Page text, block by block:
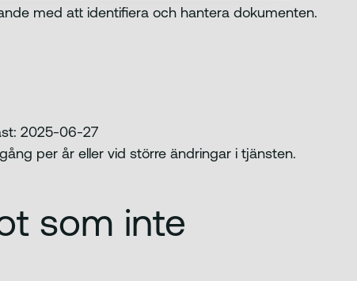
med att identifiera och hantera dokumenten.
2025-06-27
per år eller vid större ändringar i tjänsten.
som inte